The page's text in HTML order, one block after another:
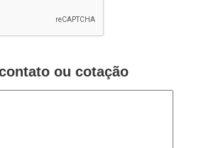
ou cotação